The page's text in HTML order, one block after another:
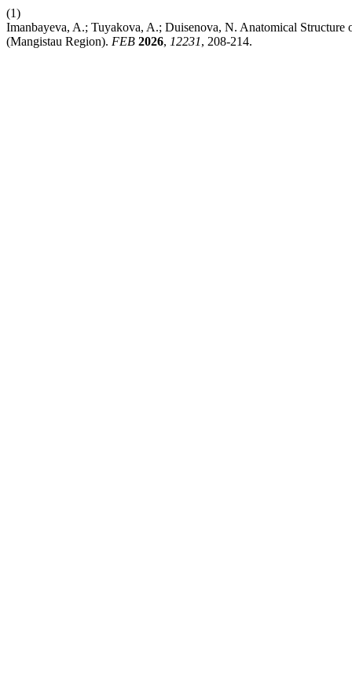
(1)
Imanbayeva, A.; Tuyakova, A.; Duisenova, N. Anatomical
(Mangistau Region). FEB 2026, 12231, 208-214.